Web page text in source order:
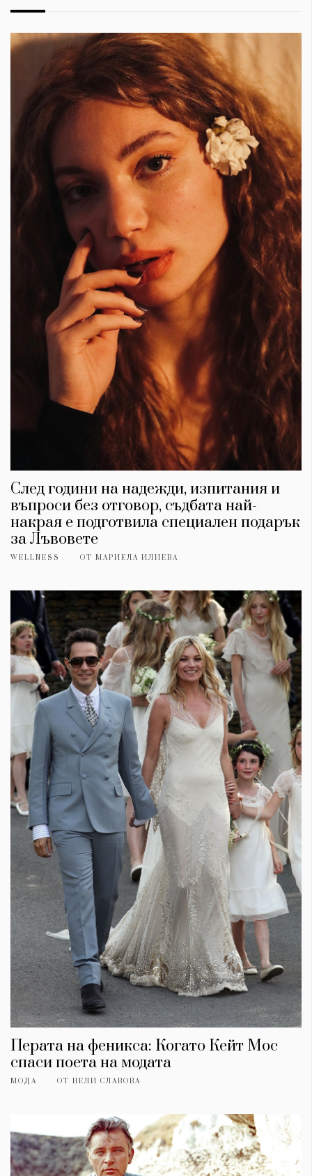
След години на надежди, изпитания и
въпроси без отговор, съдбата най-
накрая е подготвила специален подарък
за Лъвовете
WELLNESS ОТ МАРИЕЛА ИЛИЕВА
Перата на феникса: Когато Кейт Мос
спаси поета на модата
МОДА ОТ НЕЛИ СЛАВОВА